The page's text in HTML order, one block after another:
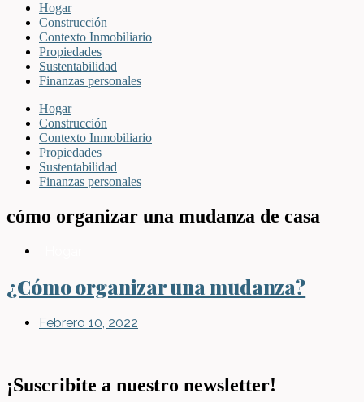
Hogar
Construcción
Contexto Inmobiliario
Propiedades
Sustentabilidad
Finanzas personales
Hogar
Construcción
Contexto Inmobiliario
Propiedades
Sustentabilidad
Finanzas personales
cómo organizar una mudanza de casa
¿Cómo organizar una mudanza?
Febrero 10, 2022
¡Suscribite a nuestro newsletter!